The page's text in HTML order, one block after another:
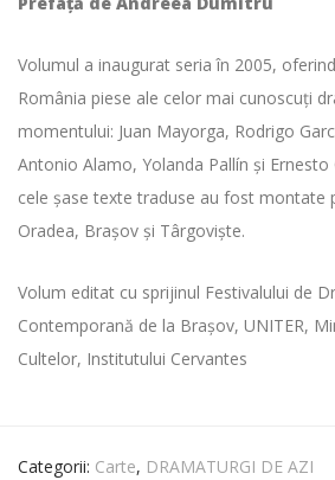
Volumul a inaugurat seria în 2005,
România piese ale celor mai cunoscuţi
momentului: Juan Mayorga, Rodrigo
Antonio Alamo, Yolanda Pallín şi
cele şase texte traduse au fost montate
Oradea, Braşov şi Târgovişte.
Volum editat cu sprijinul Festivalului de
Contemporană de la Braşov, UNITER,
Cultelor, Institutului Cervantes
Categorii: Carte, DRAMATURGI DE AZI